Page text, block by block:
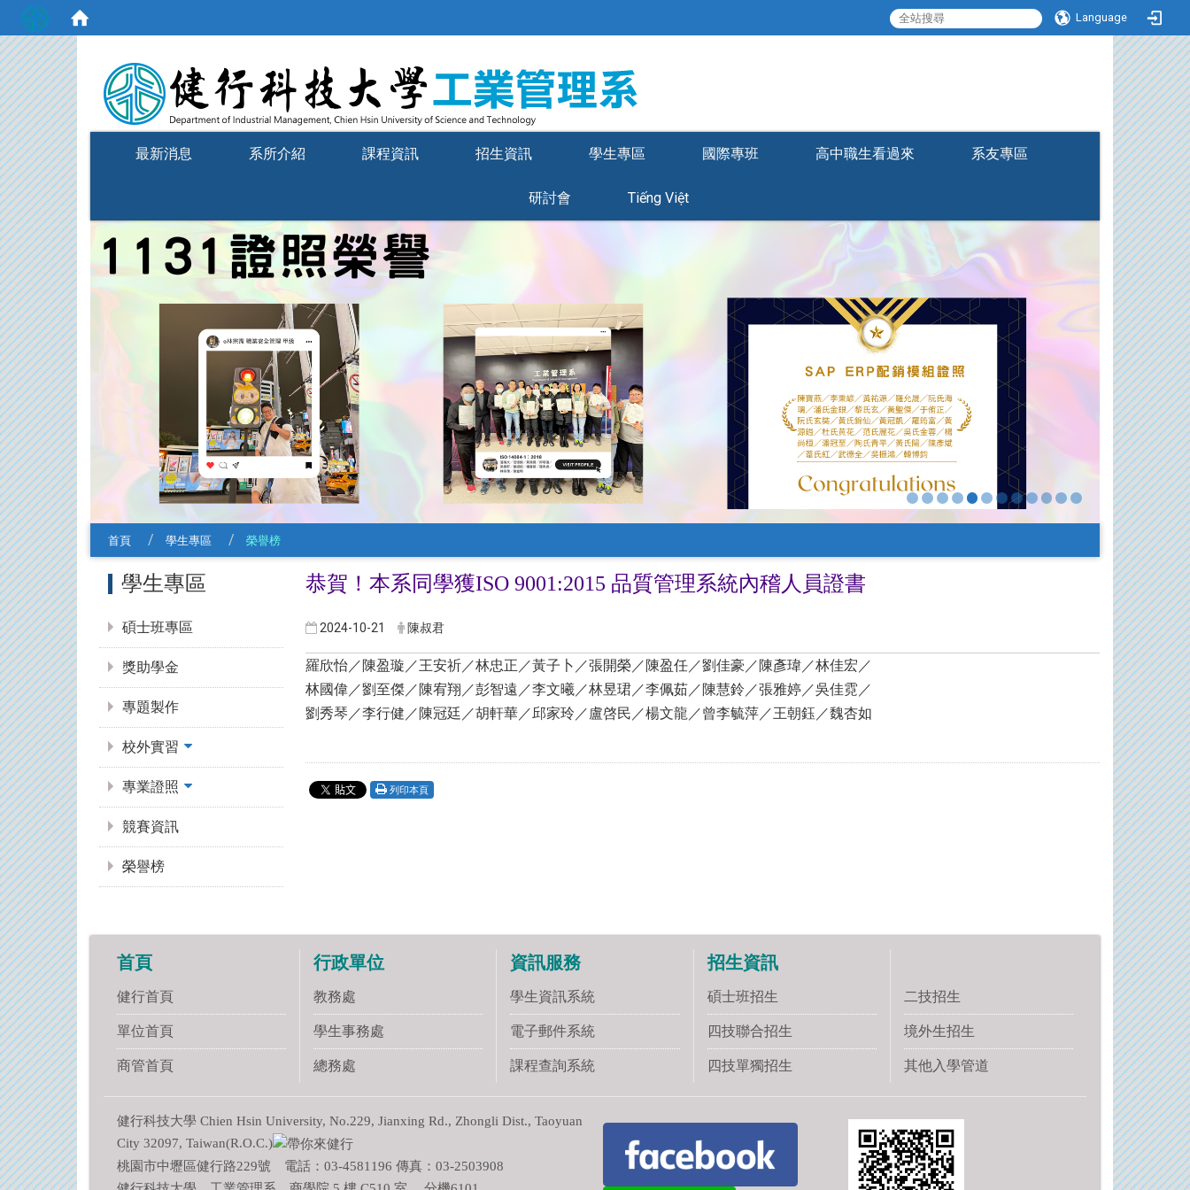
Language
最新消息 系所介紹 課程資訊 招生資訊 學生專區 國際專班 高中職生看過來 系友專區
研討會 Tiếng Việt
首頁 學生專區 榮譽榜
學生專區
碩士班專區
獎助學金
專題製作
校外實習
專業證照
競賽資訊
榮譽榜
恭賀！本系同學獲ISO 9001:2015 品質管理系統內稽人員證書
2024-10-21 陳叔君
羅欣怡／陳盈璇／王安祈／林忠正／黃子卜／張開榮／陳盈任／劉佳豪／陳彥瑋／林佳宏／
林國偉／劉至傑／陳宥翔／彭智遠／李文曦／林昱珺／李佩茹／陳慧鈴／張雅婷／吳佳霓／
劉秀琴／李行健／陳冠廷／胡軒華／邱家玲／盧啓民／楊文龍／曾李毓萍／王朝鈺／魏杏如
列印本頁
首頁
健行首頁
單位首頁
商管首頁
行政單位
教務處
學生事務處
總務處
資訊服務
學生資訊系統
電子郵件系統
課程查詢系統
招生資訊
碩士班招生
四技聯合招生
四技單獨招生
二技招生
境外生招生
其他入學管道
健行科技大學 Chien Hsin University, No.229, Jianxing Rd., Zhongli Dist., Taoyuan
City 32097, Taiwan(R.O.C.)
桃園市中壢區健行路229號 電話：03-4581196 傳真：03-2503908